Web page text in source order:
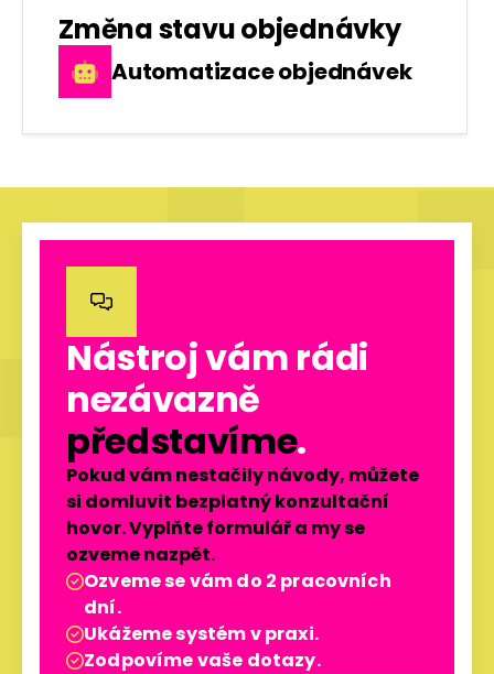
Změna stavu objednávky
Automatizace objednávek

Nástroj vám rádi
nezávazně
představíme.
Pokud vám nestačily návody, můžete
si domluvit bezplatný konzultační
hovor. Vyplňte formulář a my se
ozveme nazpět.
Ozveme se vám do 2 pracovních
dní.
Ukážeme systém v praxi.
Zodpovíme vaše dotazy.